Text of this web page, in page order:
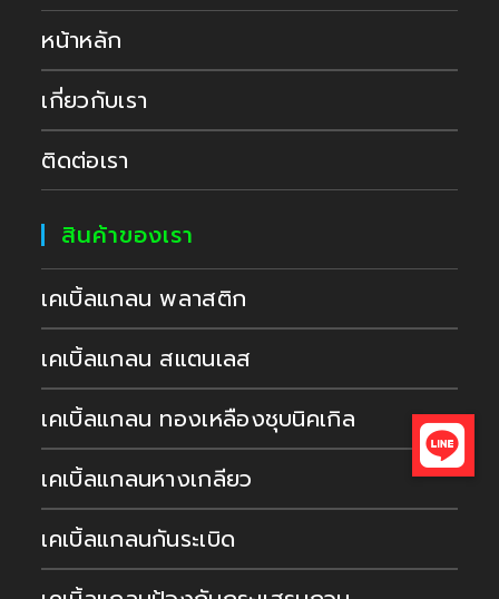
หน้าหลัก
เกี่ยวกับเรา
ติดต่อเรา
สินค้าของเรา
เคเบิ้ลแกลน พลาสติก
เคเบิ้ลแกลน สแตนเลส
เคเบิ้ลแกลน ทองเหลืองชุบนิคเกิล
เคเบิ้ลแกลนหางเกลียว
เคเบิ้ลแกลนกันระเบิด